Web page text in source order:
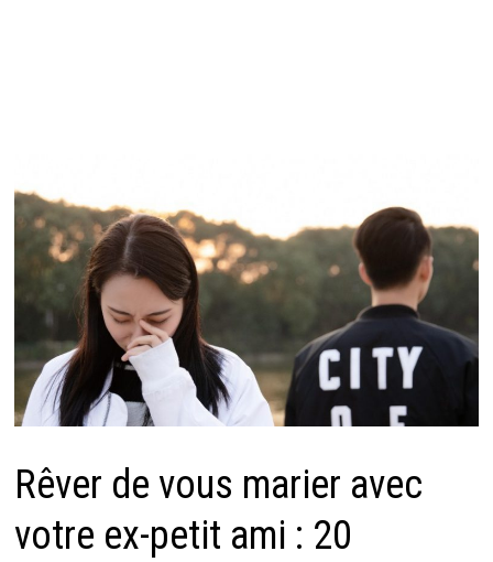
Rêver de vous marier avec
votre ex-petit ami : 20